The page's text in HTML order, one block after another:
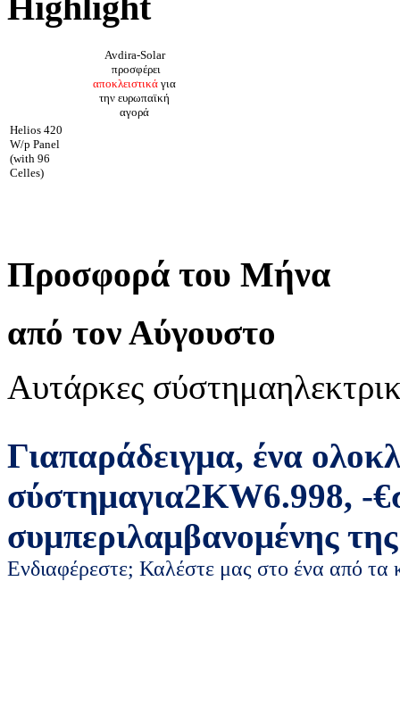
Avdira-Solar
προσφέρει
αποκλειστικά για
την ευρωπαϊκή
αγορά
Helios 420
W/p Panel
(with 96
Celles)
Προσφορά του Μήνα
από τον Αύγουστο
Αυτάρκες σύστημα
Γιαπαράδειγμα, ένα
σύστημαγια2KW6.998, -€
συμπεριλαμβανομένης
Ενδιαφέρεστε; Καλέστε μας στο ένα από τα